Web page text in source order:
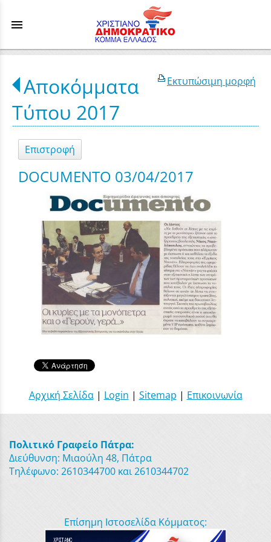
menu
Εκτυπώσιμη μορφή
Αποκόμματα
Τύπου 2017
Επιστροφή
DOCUMENTO 03/04/2017
Αρχική Σελίδα| Login | Sitemap | Επικοινωνία
Πολιτικό Γραφείο Πάτρα:
Διεύθυνση: Μιαούλη 48, Πάτρα
Τηλέφωνο: 2610344700 και 2610344702
Επίσημη Ιστοσελίδα Κόμματος: